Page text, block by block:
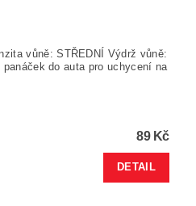
vůně: STŘEDNÍ Výdrž vůně:
do auta pro uchycení na
89 Kč
DETAIL